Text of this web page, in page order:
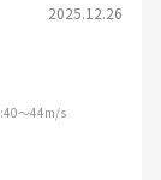
2025.12.26
:40～44m/s